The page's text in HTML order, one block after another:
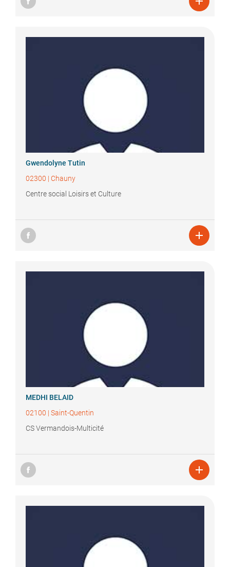
Gwendolyne Tutin
02300 | Chauny
Centre social Loisirs et Culture

MEDHI BELAID
02100 | Saint-Quentin
CS Vermandois-Multicité
